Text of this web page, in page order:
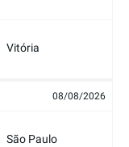
Vitória
08/08/2026
São Paulo